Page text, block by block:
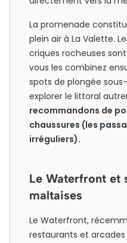
La promenade
plein air à La Valette.
criques rocheuses
vous les combinez
spots de plongée
explorer le littoral
recommandons de
chaussures (les
irréguliers).
Le Waterfront et
maltaises
Le Waterfront,
restaurants et